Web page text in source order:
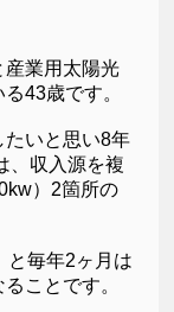
産業用太陽光
43歳です。
たいと思い8年
、収入源を複
）2箇所の
と毎年2ヶ月は
ことです。